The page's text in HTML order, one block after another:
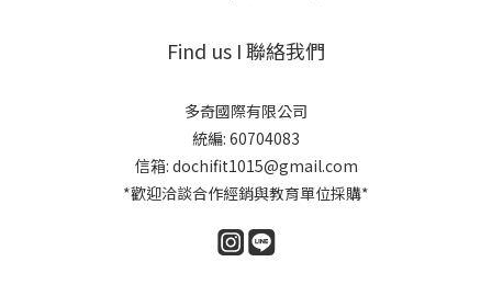
Find us I 聯絡我們
多奇國際有限公司
統編: 60704083
信箱: dochifit1015@gmail.com
*歡迎洽談合作經銷與教育單位採購*